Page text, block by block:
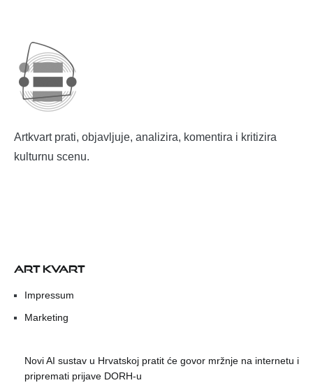
Artkvart prati, objavljuje, analizira, komentira i kritizira
kulturnu scenu.
ART KVART
Impressum
Marketing
Novi AI sustav u Hrvatskoj pratit će govor mržnje na internetu i
pripremati prijave DORH-u